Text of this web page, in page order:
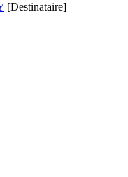
[Destinataire]